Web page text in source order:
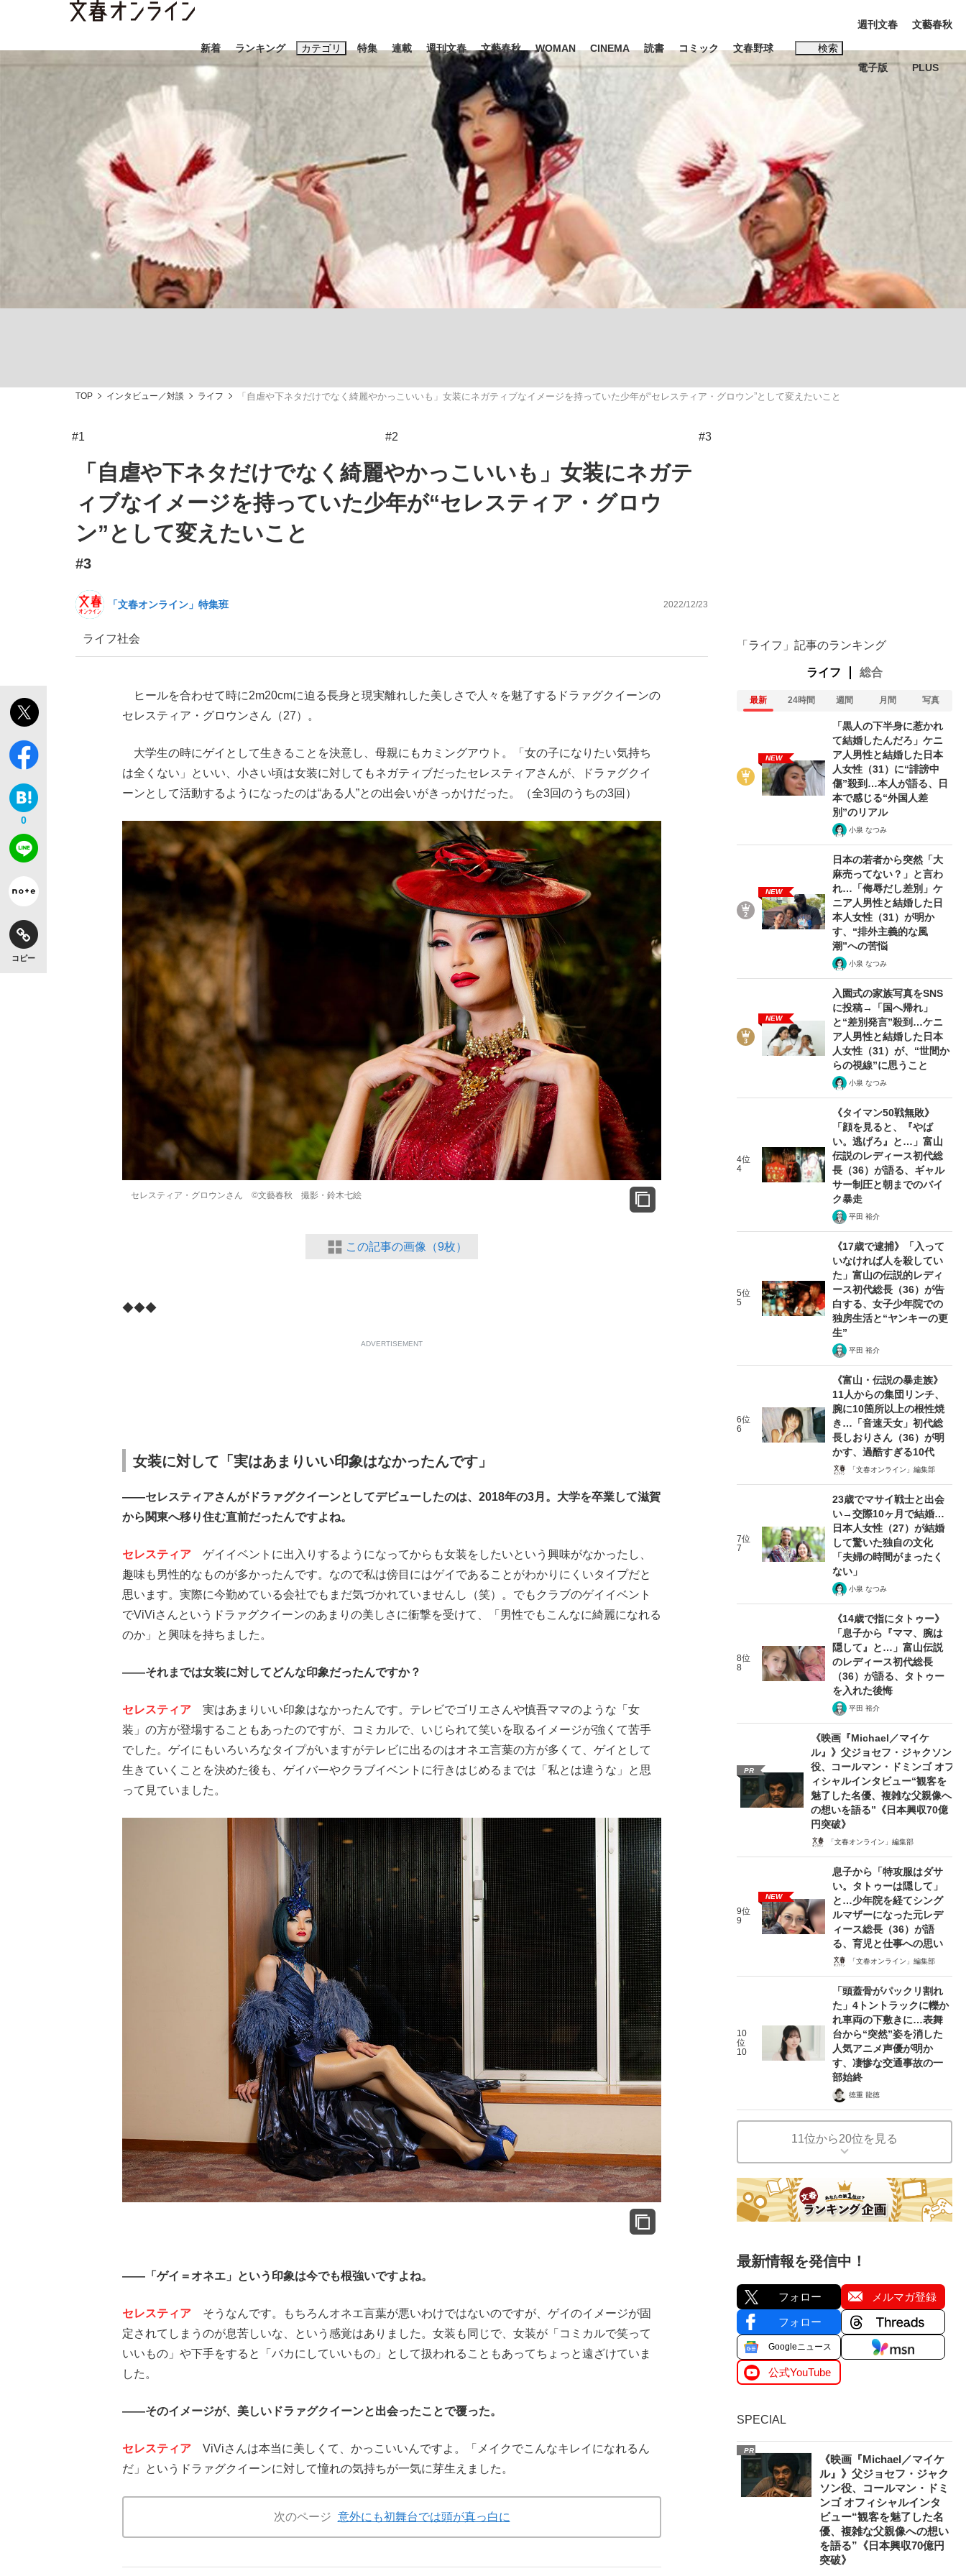
新着 ランキング カテゴリ
スクープ エンタメ ライフ ビジネス インタビュー 読書
《BTS厳戒トーキョー滞在記》RM→渋谷で飲み会、JIN→伊豆の... 「90%は失敗する。でも…」本田圭佑が初めて明かした日本代表監督に...
特集
終戦から81年 日本生まれのK-POPアイドルたち
連載 週刊文春 文藝春秋 WOMAN CINEMA 読書 コミック 文春野球 検索
キーワード入力
おすすめのキーワードタグ一覧
#藤田晋 #三山凌輝 #後藤真希 #森岡毅 #城彰二 #内田有紀
#松田聖子
#玉木雄一郎
#亀和田武
週刊文春
電子版
文藝春秋
PLUS
TOP インタビュー／対談 ライフ 「自虐や下ネタだけでなく綺麗やかっこいいも」女装にネガティブなイメージを持っていた少年が“セレスティア・グロウン”として変えたいこと
#1 #2 #3
「自虐や下ネタだけでなく綺麗やかっこいいも」女装にネガテ
ィブなイメージを持っていた少年が“セレスティア・グロウ
ン”として変えたいこと
#3
「文春オンライン」特集班 2022/12/23
ライフ社会
0
コピー
ヒールを合わせて時に2m20cmに迫る長身と現実離れした美しさで人々を魅了するドラァグクイーンの
セレスティア・グロウンさん（27）。
大学生の時にゲイとして生きることを決意し、母親にもカミングアウト。「女の子になりたい気持ち
は全くない」といい、小さい頃は女装に対してもネガティブだったセレスティアさんが、ドラァグクイ
ーンとして活動するようになったのは“ある人”との出会いがきっかけだった。（全3回のうちの3回）
セレスティア・グロウンさん ©文藝春秋 撮影・鈴木七絵
この記事の画像（9枚）
◆◆◆
ADVERTISEMENT
女装に対して「実はあまりいい印象はなかったんです」
――セレスティアさんがドラァグクイーンとしてデビューしたのは、2018年の3月。大学を卒業して滋賀
から関東へ移り住む直前だったんですよね。
セレスティア ゲイイベントに出入りするようになってからも女装をしたいという興味がなかったし、
趣味も男性的なものが多かったんです。なので私は傍目にはゲイであることがわかりにくいタイプだと
思います。実際に今勤めている会社でもまだ気づかれていませんし（笑）。でもクラブのゲイイベント
でViViさんというドラァグクイーンのあまりの美しさに衝撃を受けて、「男性でもこんなに綺麗になれる
のか」と興味を持ちました。
――それまでは女装に対してどんな印象だったんですか？
セレスティア 実はあまりいい印象はなかったんです。テレビでゴリエさんや慎吾ママのような「女
装」の方が登場することもあったのですが、コミカルで、いじられて笑いを取るイメージが強くて苦手
でした。ゲイにもいろいろなタイプがいますがテレビに出るのはオネエ言葉の方が多くて、ゲイとして
生きていくことを決めた後も、ゲイバーやクラブイベントに行きはじめるまでは「私とは違うな」と思
って見ていました。
――「ゲイ＝オネエ」という印象は今でも根強いですよね。
セレスティア そうなんです。もちろんオネエ言葉が悪いわけではないのですが、ゲイのイメージが固
定されてしまうのが息苦しいな、という感覚はありました。女装も同じで、女装が「コミカルで笑って
いいもの」や下手をすると「バカにしていいもの」として扱われることもあってちょっと遠ざけていま
した。
――そのイメージが、美しいドラァグクイーンと出会ったことで覆った。
セレスティア ViViさんは本当に美しくて、かっこいいんですよ。「メイクでこんなキレイになれるん
だ」というドラァグクイーンに対して憧れの気持ちが一気に芽生えました。
次のページ 意外にも初舞台では頭が真っ白に
「ライフ」記事のランキング
ライフ 総合
最新 24時間 週間 月間 写真
NEW
「黒人の下半身に惹かれ
て結婚したんだろ」ケニ
ア人男性と結婚した日本
人女性（31）に“誹謗中
傷”殺到…本人が語る、日
本で感じる“外国人差
別”のリアル
小泉 なつみ
NEW
日本の若者から突然「大
麻売ってない？」と言わ
れ…「侮辱だし差別」ケ
ニア人男性と結婚した日
本人女性（31）が明か
す、“排外主義的な風
潮”への苦悩
小泉 なつみ
NEW
入園式の家族写真をSNS
に投稿→「国へ帰れ」
と“差別発言”殺到…ケニ
ア人男性と結婚した日本
人女性（31）が、“世間か
らの視線”に思うこと
小泉 なつみ
4位
4
《タイマン50戦無敗》
「顔を見ると、『やば
い。逃げろ』と…」富山
伝説のレディース初代総
長（36）が語る、ギャル
サー制圧と朝までのバイ
ク暴走
平田 裕介
5位
5
《17歳で逮捕》「入って
いなければ人を殺してい
た」富山の伝説的レディ
ース初代総長（36）が告
白する、女子少年院での
独房生活と“ヤンキーの更
生”
平田 裕介
6位
6
《富山・伝説の暴走族》
11人からの集団リンチ、
腕に10箇所以上の根性焼
き…「音速天女」初代総
長しおりさん（36）が明
かす、過酷すぎる10代
「文春オンライン」編集部
7位
7
23歳でマサイ戦士と出会
い→交際10ヶ月で結婚…
日本人女性（27）が結婚
して驚いた独自の文化
「夫婦の時間がまったく
ない」
小泉 なつみ
8位
8
《14歳で指にタトゥー》
「息子から『ママ、腕は
隠して』と…」富山伝説
のレディース初代総長
（36）が語る、タトゥー
を入れた後悔
平田 裕介
PR
《映画『Michael／マイケ
ル』》父ジョセフ・ジャクソン
役、コールマン・ドミンゴ オフ
ィシャルインタビュー“観客を
魅了した名優、複雑な父親像へ
の想いを語る”《日本興収70億
円突破》
「文春オンライン」編集部
9位
9
NEW
息子から「特攻服はダサ
い。タトゥーは隠して」
と…少年院を経てシング
ルマザーになった元レデ
ィース総長（36）が語
る、育児と仕事への思い
「文春オンライン」編集部
10
位
10
「頭蓋骨がパックリ割れ
た」4トントラックに轢か
れ車両の下敷きに…表舞
台から“突然”姿を消した
人気アニメ声優が明か
す、凄惨な交通事故の一
部始終
徳重 龍徳
11位から20位を見る
最新情報を発信中！
フォロー メルマガ登録
フォロー
Googleニュース
公式YouTube
SPECIAL
PR
《映画『Michael／マイケ
ル』》父ジョセフ・ジャク
ソン役、コールマン・ドミ
ンゴ オフィシャルインタ
ビュー“観客を魅了した名
優、複雑な父親像への想い
を語る”《日本興収70億円
突破》